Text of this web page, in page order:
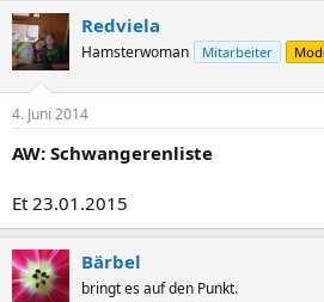
e
m
e
n
s
t
r
e
r
i
n
d
u
Redviela
Hamsterwoman Mitarbeiter
4. Juni 2014
AW: Schwangerenliste
Et 23.01.2015
Bärbel
bringt es auf den Punkt.